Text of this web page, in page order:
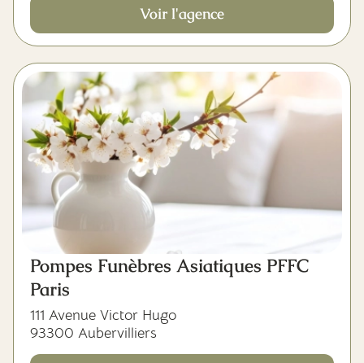
Voir l'agence
Pompes Funèbres Asiatiques PFFC
Paris
111 Avenue Victor Hugo
93300 Aubervilliers